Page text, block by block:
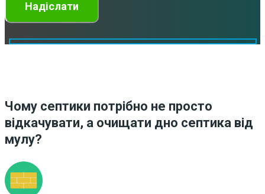
Чому септики потрібно не просто
відкачувати, а очищати дно септика від
мулу?